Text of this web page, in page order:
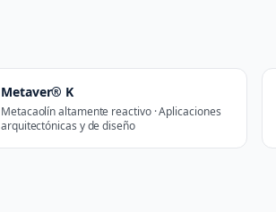
Metaver® K
Metacaolín altamente reactivo · Aplicaciones
arquitectónicas y de diseño